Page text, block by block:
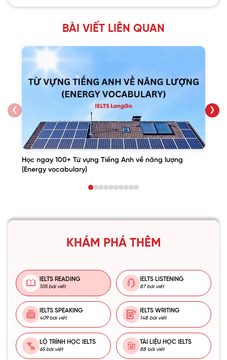
BÀI VIẾT LIÊN QUAN
❮
Học ngay 100+ Từ vựng Tiếng Anh về năng lượng
(Energy vocabulary)
❯
KHÁM PHÁ THÊM
IELTS READING
105 bài viết
IELTS LISTENING
87 bài viết
IELTS SPEAKING
409 bài viết
IELTS WRITING
148 bài viết
LỘ TRÌNH HỌC IELTS
65 bài viết
TÀI LIỆU HỌC IELTS
88 bài viết